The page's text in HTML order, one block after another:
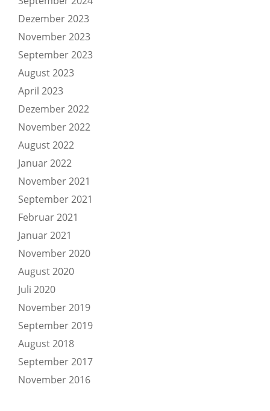
Dezember 2023
November 2023
September 2023
August 2023
April 2023
Dezember 2022
November 2022
August 2022
Januar 2022
November 2021
September 2021
Februar 2021
Januar 2021
November 2020
August 2020
Juli 2020
November 2019
September 2019
August 2018
September 2017
November 2016